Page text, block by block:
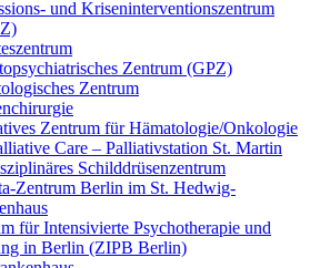
und Kriseninterventionszentrum
Zentrum (GPZ)
Zentrum
Zentrum für Hämatologie/Onkologie
Care – Palliativstation St. Martin
Schilddrüsenzentrum
Zentrum Berlin im St. Hedwig-
für Intensivierte Psychotherapie und
in Berlin (ZIPB Berlin)